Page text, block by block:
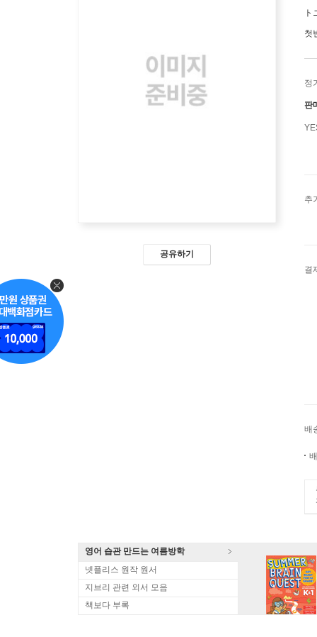
공유하기
ト
첫
정
판
추
결
배
영어 습관 만드는 여름방학
넷플리스 원작 원서
지브리 관련 외서 모음
책보다 부록